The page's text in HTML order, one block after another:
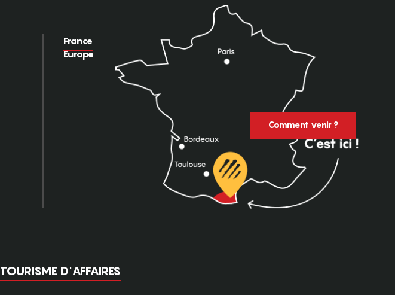
France
Europe
Comment venir ?
TOURISME D'AFFAIRES